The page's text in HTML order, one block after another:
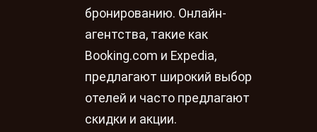
бронированию. Онлайн-
агентства, такие как
Booking.com и Expedia,
предлагают широкий выбор
отелей и часто предлагают
скидки и акции.